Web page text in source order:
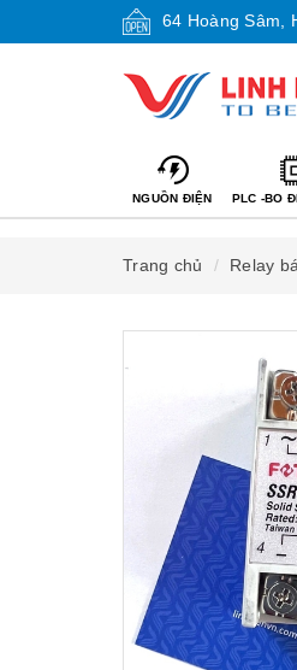
64 Hoàng Sâm,
NGUỒN ĐIỆN PLC -BO
Trang chủ Relay